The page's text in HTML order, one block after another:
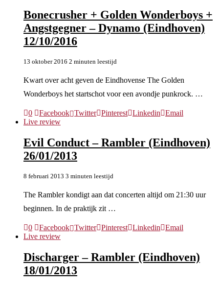
Bonecrusher + Golden Wonderboys +
Angstgegner – Dynamo (Eindhoven)
12/10/2016
13 oktober 2016 2 minuten leestijd
Kwart over acht geven de Eindhovense The Golden
Wonderboys het startschot voor een avondje punkrock. …
0 Facebook Twitter Pinterest Linkedin
Email
Live review
Evil Conduct – Rambler (Eindhoven)
26/01/2013
8 februari 2013 3 minuten leestijd
The Rambler kondigt aan dat concerten altijd om 21:30 uur
beginnen. In de praktijk zit …
0 Facebook Twitter Pinterest Linkedin
Email
Live review
Discharger – Rambler (Eindhoven)
18/01/2013